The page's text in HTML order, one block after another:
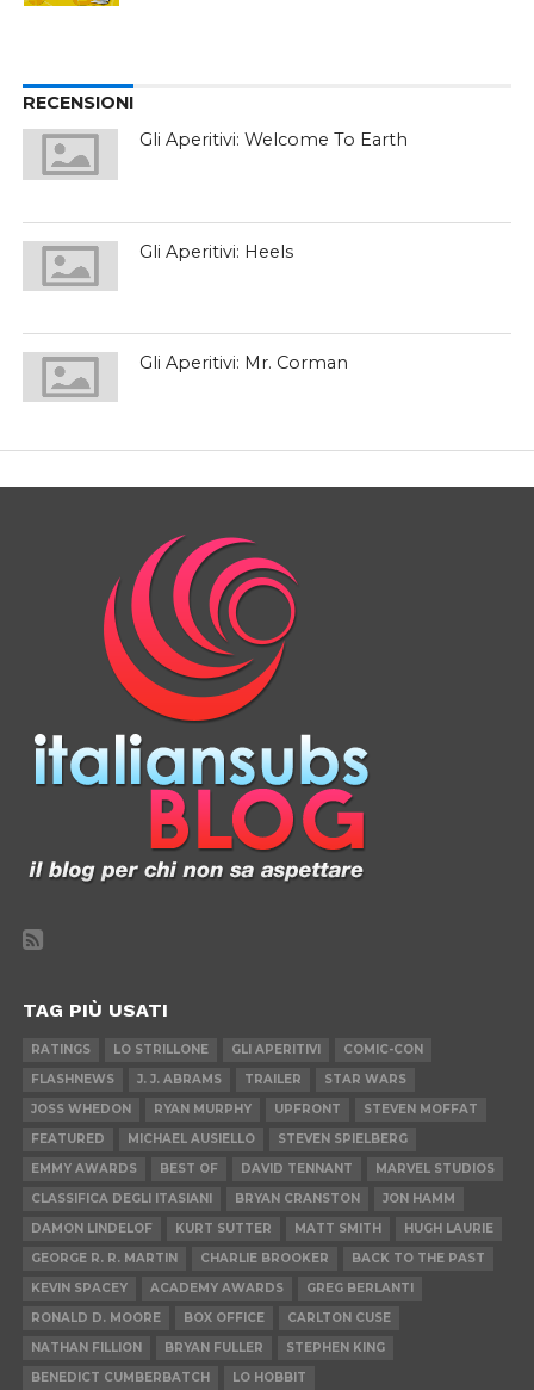
RECENSIONI
Gli Aperitivi: Welcome To Earth
Gli Aperitivi: Heels
Gli Aperitivi: Mr. Corman
TAG PIÙ USATI
RATINGS LO STRILLONE GLI APERITIVI
COMIC-CON
FLASHNEWS
J. J. ABRAMS TRAILER
STAR WARS
JOSS WHEDON
RYAN MURPHY UPFRONT
STEVEN MOFFAT
FEATURED
MICHAEL AUSIELLO
STEVEN SPIELBERG
EMMY AWARDS
BEST OF DAVID TENNANT
MARVEL STUDIOS
CLASSIFICA DEGLI ITASIANI
BRYAN CRANSTON
JON HAMM
DAMON LINDELOF
KURT SUTTER MATT SMITH
HUGH LAURIE
GEORGE R. R. MARTIN
CHARLIE BROOKER
BACK TO THE PAST
KEVIN SPACEY
ACADEMY AWARDS
GREG BERLANTI
RONALD D. MOORE
BOX OFFICE
CARLTON CUSE
NATHAN FILLION
BRYAN FULLER
STEPHEN KING
BENEDICT CUMBERBATCH
LO HOBBIT